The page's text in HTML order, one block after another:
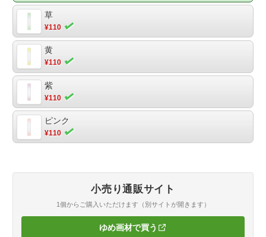
草
¥110
黄
¥110
紫
¥110
ピンク
¥110
小売り通販サイト
1個からご購入いただけます（別サイトが開きます）
ゆめ画材で買う（新しいタブで開きます）